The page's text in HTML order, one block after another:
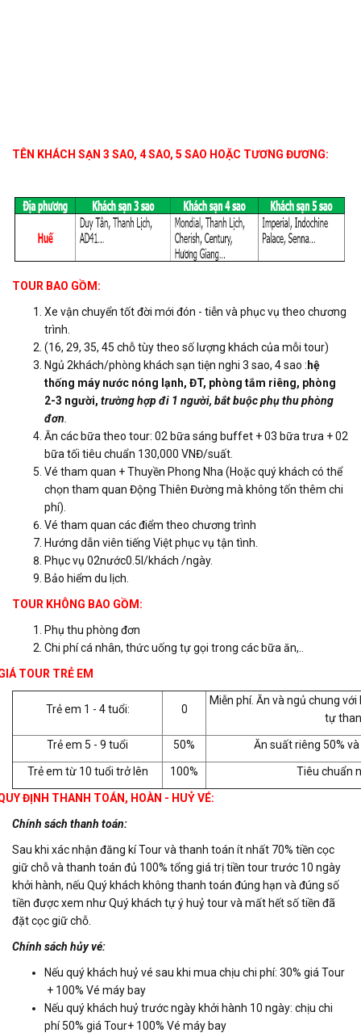
TÊN KHÁCH SẠN 3 SAO, 4 SAO, 5 SAO HOẶC TƯƠNG ĐƯƠNG:
TOUR BAO GỒM:
Xe vận chuyển tốt đời mới đón - tiễn và phục vụ theo chương
trình.
(16, 29, 35, 45 chỗ tùy theo số lượng khách của mỗi tour)
Ngủ 2khách/phòng khách sạn tiện nghi 3 sao, 4 sao : hệ
thống máy nước nóng lạnh, ĐT, phòng tắm riêng, phòng
2-3 người, trường hợp đi 1 người, bắt buộc phụ thu phòng
đơn
Ăn các bữa theo tour: 02 bữa sáng buffet + 03 bữa trưa + 02
bữa tối tiêu chuẩn 130,000 VNĐ/suất.
Vé tham quan + Thuyền Phong Nha (Hoặc quý khách có thể
chọn tham quan Động Thiên Đường mà không tốn thêm chi
phí).
Vé tham quan các điểm theo chương trình
Hướng dẫn viên tiếng Việt phục vụ tận tình.
Phục vụ 02nước0.5l/khách /ngày.
Bảo hiểm du lịch.
TOUR KHÔNG BAO GỒM:
Phụ thu phòng đơn
Chi phí cá nhân, thức uống tự gọi trong các bữa ăn,..
TOUR TRẺ EM
Trẻ em 1 - 4 tuổi: 0
Miễn phí. Ăn và ngủ chung
tự
Trẻ em 5 - 9 tuổi 50% Ăn suất riêng 50%
Trẻ em từ 10 tuổi trở lên 100% Tiêu chuẩn
ĐỊNH THANH TOÁN, HOÀN - HUỶ VÉ:
Chính sách thanh toán:
Sau khi xác nhận đăng kí Tour và thanh toán ít nhất 70% tiền cọc
giữ chỗ và thanh toán đủ 100% tổng giá trị tiền tour trước 10 ngày
khởi hành, nếu Quý khách không thanh toán đúng hạn và đúng số
tiền được xem như Quý khách tự ý huỷ tour và mất hết số tiền đã
đặt cọc giữ chỗ.
Chính sách hủy vé:
Nếu quý khách huỷ vé sau khi mua chịu chi phí: 30% giá Tour
+ 100% Vé máy bay
Nếu quý khách huỷ trước ngày khởi hành 10 ngày: chịu chi
phí 50% giá Tour+ 100% Vé máy bay